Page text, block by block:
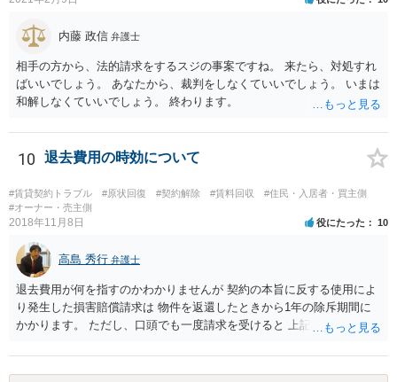
内藤 政信 弁護士
相手の方から、法的請求をするスジの事案ですね。 来たら、対処すれ
ばいいでしょう。 あなたから、裁判をしなくていいでしょう。 いまは
和解しなくていいでしょう。 終わります。
10 退去費用の時効について
#賃貸契約トラブル #原状回復 #契約解除 #賃料回収
#住民・入居者・買主側
#オーナー・売主側
2018年11月8日 役にたった 10
高島 秀行 弁護士
退去費用が何を指すのかわかりませんが 契約の本旨に反する使用によ
り発生した損害賠償請求は 物件を返還したときから1年の除斥期間に
かかります。 ただし、口頭でも一度請求を受けると 上記回答の時効の